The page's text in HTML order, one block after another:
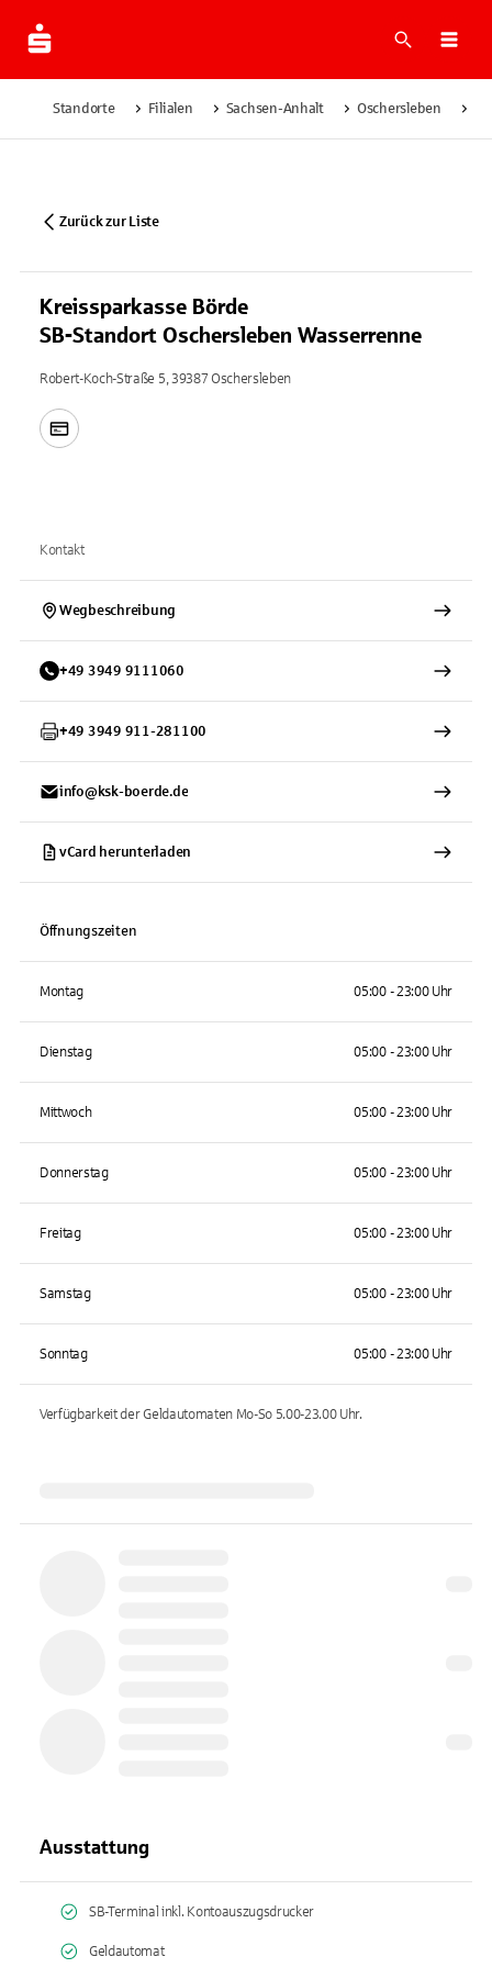
Suche
Standorte Filialen Sachsen-Anhalt Oschersleben
Zurück zur Liste
Kreissparkasse Börde
SB-Standort Oschersleben Wasserrenne
Robert-Koch-Straße 5, 39387 Oschersleben
Kontakt
Wegbeschreibung
+49 3949 9111060
+49 3949 911-281100
info@ksk-boerde.de
vCard herunterladen
Öffnungszeiten
Montag 05:00 - 23:00 Uhr
Dienstag 05:00 - 23:00 Uhr
Mittwoch 05:00 - 23:00 Uhr
Donnerstag 05:00 - 23:00 Uhr
Freitag 05:00 - 23:00 Uhr
Samstag 05:00 - 23:00 Uhr
Sonntag 05:00 - 23:00 Uhr
Verfügbarkeit der Geldautomaten Mo-So 5.00-23.00Uhr.
Ausstattung
SB-Terminal inkl. Kontoauszugsdrucker
Geldautomat